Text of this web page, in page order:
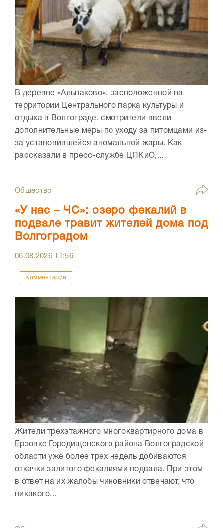
В деревне «Альпаково», расположенной на
территории Центрального парка культуры и
отдыха в Волгограде, смотрители ввели
дополнительные меры по уходу за питомцами из-
за установившейся аномальной жары. Как
рассказали в пресс-службе ЦПКиО,...
Общество
«У нас – ЧС»: озеро фекалий в
подвале травит жителей дома под
Волгоградом
06.08.2026 11:56
Комментарии
Жители трехэтажного многоквартирного дома в
Ерзовке Городищенского района Волгоградской
области уже более трех недель добиваются
откачки залитого фекалиями подвала. При этом
в ответ на их жалобы чиновники отвечают, что
никакого...